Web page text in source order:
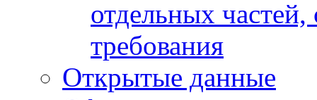
отдельных
требования
Открытые данные